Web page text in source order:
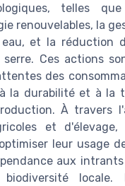
telles
renouvelables, la
et la réduction
Ces actions
des
la durabilité et à la
À travers
et
leur usage
aux
locale.